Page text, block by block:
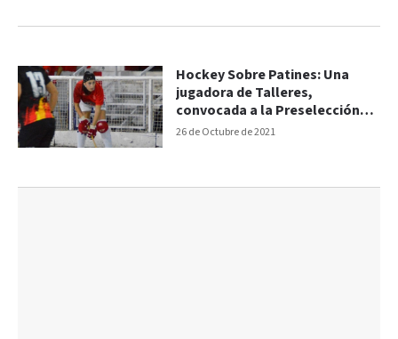
26 de Octubre de 2021
Hockey Sobre Patines: Una
jugadora de Talleres,
convocada a la Preselección
Argentina